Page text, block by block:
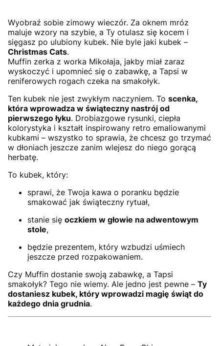
Wyobraź sobie zimowy wieczór. Za oknem mróz
maluje wzory na szybie, a Ty otulasz się kocem i
sięgasz po ulubiony kubek. Nie byle jaki kubek –
Christmas Cats.
Muffin zerka z worka Mikołaja, jakby miał zaraz
wyskoczyć i upomnieć się o zabawkę, a Tapsi w
reniferowych rogach czeka na smakołyk.
Ten kubek nie jest zwykłym naczyniem. To scenka,
która wprowadza w świąteczny nastrój od
pierwszego łyku. Drobiazgowe rysunki, ciepła
kolorystyka i kształt inspirowany retro emaliowanymi
kubkami – wszystko to sprawia, że chcesz go trzymać
w dłoniach jeszcze zanim wlejesz do niego gorącą
herbatę.
To kubek, który:
sprawi, że Twoja kawa o poranku będzie
smakować jak świąteczny rytuał,
stanie się oczkiem w głowie na adwentowym
stole,
będzie prezentem, który wzbudzi uśmiech
jeszcze przed rozpakowaniem.
Czy Muffin dostanie swoją zabawkę, a Tapsi
smakołyk? Tego nie wiemy. Ale jedno jest pewne – Ty
dostaniesz kubek, który wprowadzi magię świąt do
każdego dnia grudnia.